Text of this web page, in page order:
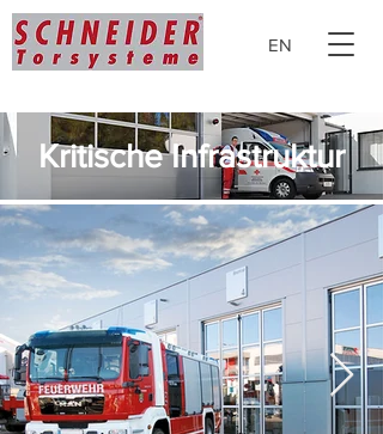
EN
Kritische Infrastruktur